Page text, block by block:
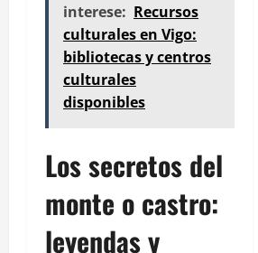
interese: Recursos
culturales en Vigo:
bibliotecas y centros
culturales
disponibles
Los secretos del
monte o castro:
leyendas y